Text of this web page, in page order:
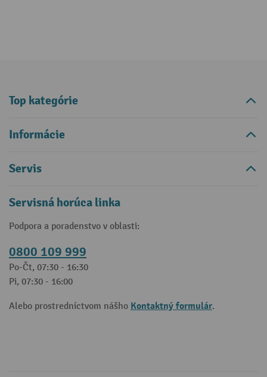
Top kategórie
Informácie
Servis
Servisná horúca linka
Podpora a poradenstvo v oblasti:
0800 109 999
Po-Čt, 07:30 - 16:30
Pi, 07:30 - 16:00
Alebo prostredníctvom nášho Kontaktný formulár.